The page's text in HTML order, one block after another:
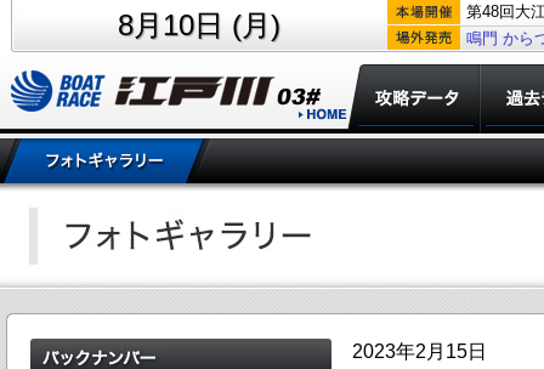
8月10日 (月)
第48回大
鳴門 から
2023年2月15日